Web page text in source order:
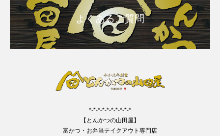
よくあるご質問
*-*-*-*-*-*-*-*-*-*
【とんかつの山田屋】
富かつ・お弁当テイクアウト専門店